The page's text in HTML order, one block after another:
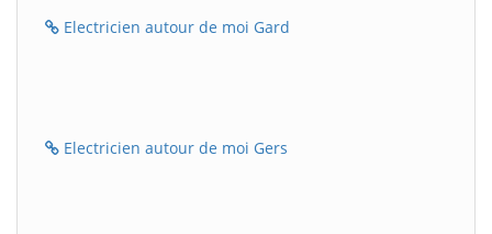
Electricien autour de moi Gard
Electricien autour de moi Gers